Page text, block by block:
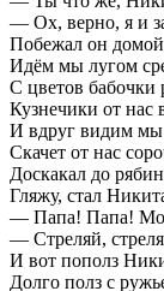
— Ох, верно, я и
Побежал он
Идём мы лугом
С цветов бабочки
Кузнечики от нас
И вдруг видим мы
Скачет от нас
Доскакал до
Гляжу, стал
— Папа! Папа!
— Стреляй,
И вот пополз
Долго полз с